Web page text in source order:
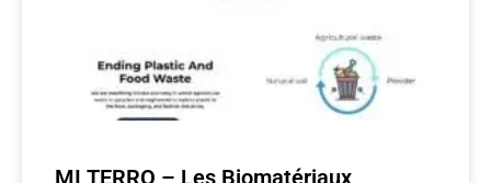
MI TERRO – Les Biomatériaux